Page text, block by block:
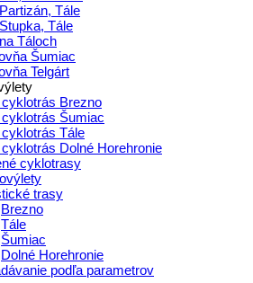
Tále
Tále
Táloch
Šumiac
Telgárt
Brezno
Šumiac
Tále
Dolné Horehronie
cyklotrasy
trasy
Brezno
Tále
Šumiac
Dolné Horehronie
podľa parametrov